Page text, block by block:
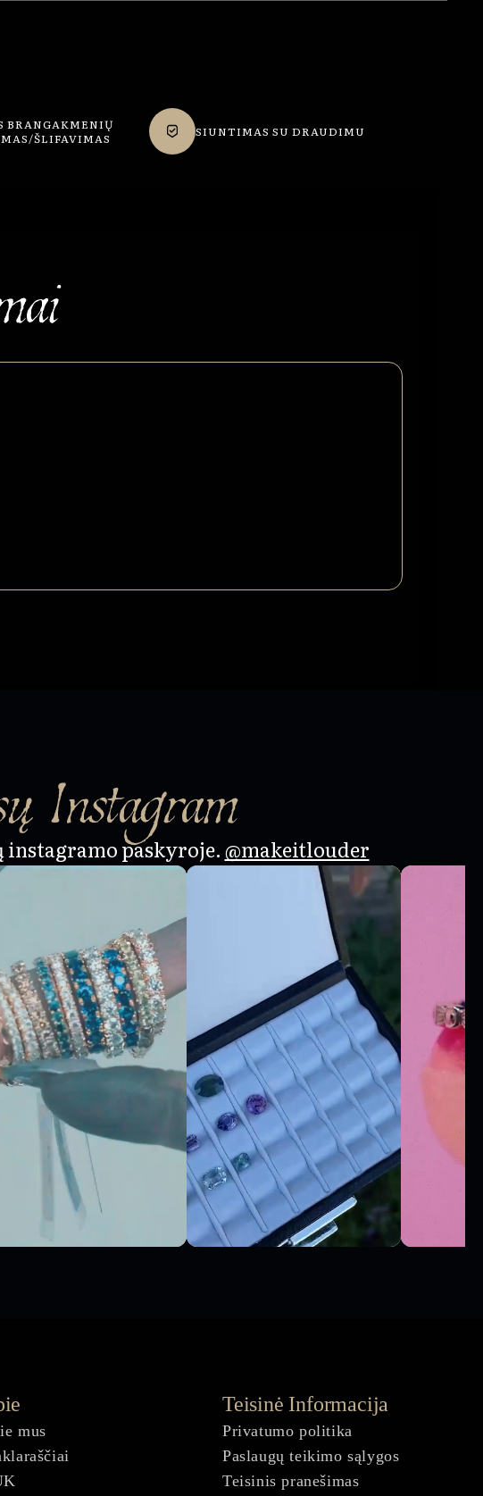
BRANGAKMENIŲ
ŠLIFAVIMAS
SIUNTIMAS SU DRAUDIMU
Instagram
paskyroje.@makeitlouder
mus
Teisinė Informacija
Privatumo politika
Paslaugų teikimo sąlygos
Teisinis pranešimas